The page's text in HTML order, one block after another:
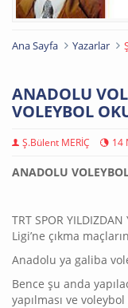
Ana Sayfa Yazarlar
ANADOLU
VOLEYBOL
Ş.Bülent MERİÇ 14
ANADOLU
TRT SPOR
Ligi’ne çıkma
Anadolu ya galiba
Bence şu anda
yapılması ve